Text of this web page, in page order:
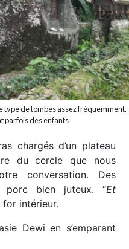
type de tombes assez fréquemment.
parfois des enfants
chargés d’un plateau
du cercle que nous
conversation. Des
bien juteux. “Et
for intérieur.
Dewi en s’emparant